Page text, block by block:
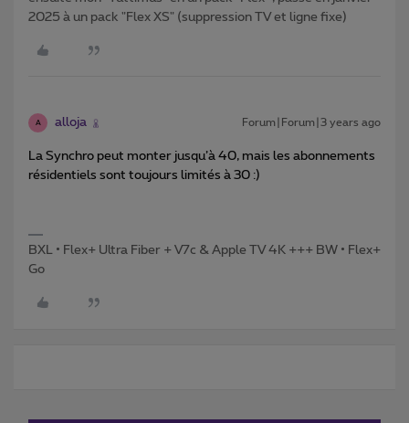
2025 à un pack "Flex XS" (suppression TV et ligne fixe)
A alloja Forum|Forum|3 years ago
La Synchro peut monter jusqu’à 40, mais les abonnements
résidentiels sont toujours limités à 30 :)
BXL • Flex+ Ultra Fiber + V7c & Apple TV 4K +++ BW • Flex+
Go